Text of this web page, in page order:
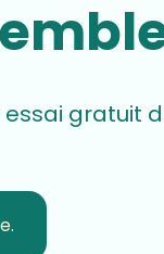
gratuit